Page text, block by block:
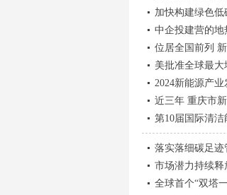
加快构建绿色
中企投建营的
位居全国前列
美批准全球最大
2024新能源产
近三年 重庆市
第10届国际清
落实落细碳足迹
市场潜力持续
全球首个“双塔